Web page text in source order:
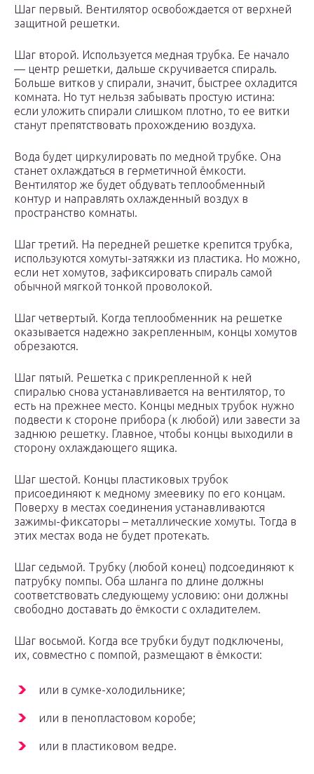
Шаг первый. Вентилятор освобождается от верхней
защитной решетки.
Шаг второй. Используется медная трубка. Ее начало
— центр решетки, дальше скручивается спираль.
Больше витков у спирали, значит, быстрее охладится
комната. Но тут нельзя забывать простую истина:
если уложить спирали слишком плотно, то ее витки
станут препятствовать прохождению воздуха.
Вода будет циркулировать по медной трубке. Она
станет охлаждаться в герметичной ёмкости.
Вентилятор же будет обдувать теплообменный
контур и направлять охлажденный воздух в
пространство комнаты.
Шаг третий. На передней решетке крепится трубка,
используются хомуты-затяжки из пластика. Но можно,
если нет хомутов, зафиксировать спираль самой
обычной мягкой тонкой проволокой.
Шаг четвертый. Когда теплообменник на решетке
оказывается надежно закрепленным, концы хомутов
обрезаются.
Шаг пятый. Решетка с прикрепленной к ней
спиралью снова устанавливается на вентилятор, то
есть на прежнее место. Концы медных трубок нужно
подвести к стороне прибора (к любой) или завести за
заднюю решетку. Главное, чтобы концы выходили в
сторону охлаждающего ящика.
Шаг шестой. Концы пластиковых трубок
присоединяют к медному змеевику по его концам.
Поверху в местах соединения устанавливаются
зажимы-фиксаторы – металлические хомуты. Тогда в
этих местах вода не будет протекать.
Шаг седьмой. Трубку (любой конец) подсоединяют к
патрубку помпы. Оба шланга по длине должны
соответствовать следующему условию: они должны
свободно доставать до ёмкости с охладителем.
Шаг восьмой. Когда все трубки будут подключены,
их, совместно с помпой, размещают в ёмкости:
или в сумке-холодильнике;
или в пенопластовом коробе;
или в пластиковом ведре.